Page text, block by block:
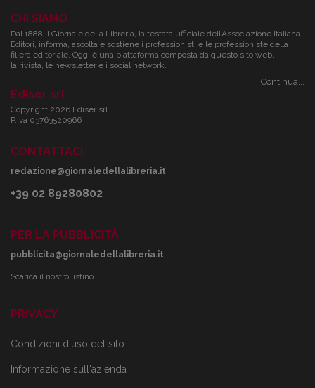
CHI SIAMO
Dal 1888 il Giornale della Libreria, la testata ufficiale dell’Associazione Italiana
Editori, informa, ascolta e sostiene i professionisti e le professioniste della
filiera editoriale. Oggi è una piattaforma composta da questo sito web,
la rivista, le newsletter e i social network.
Continua...
Ediser srl
Copyright 2026 Ediser srl
P.Iva 03763520966
CONTATTACI
redazione@giornaledellalibreria.it
+39 02 89280802
PER LA PUBBLICITÀ
pubblicita@giornaledellalibreria.it
Scarica il nostro listino
PRIVACY
Condizioni d'uso del sito
Informazione sull'azienda